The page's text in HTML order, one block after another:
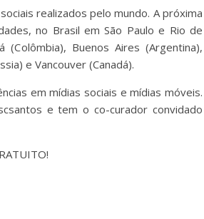
realizados pelo mundo. A próxima
no Brasil em São Paulo e Rio de
Buenos Aires (Argentina),
e Vancouver (Canadá).
em mídias sociais e mídias móveis.
e tem o co-curador convidado